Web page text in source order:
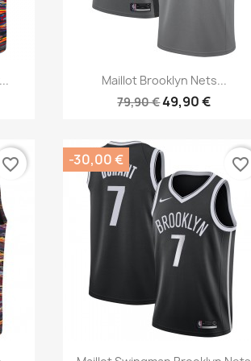
Aperçu rapide
Maillot Brooklyn Nets...
79,90 €49,90 €
favorite_border -30,00 € favorite_border